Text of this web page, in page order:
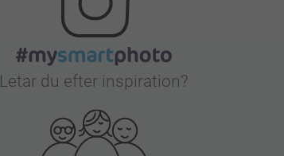
Letar du efter inspiration?